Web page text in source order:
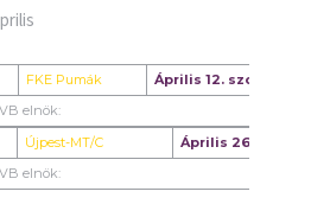
FKE Pumák Április 12. szombat
elnök:
Újpest-MT/C Április 26. szombat
elnök: